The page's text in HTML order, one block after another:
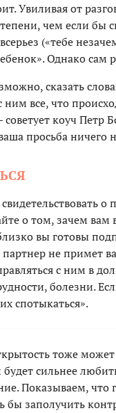
Увиливая от
чем если бы
(«тебе
Однако сам
сказать
все, что
коуч Петр
просьба ничего
о том, зачем
вы готовы
не примет
с ним в
болезни.
спотыкаться».
тоже
сильнее
Показываем, что
заполучить